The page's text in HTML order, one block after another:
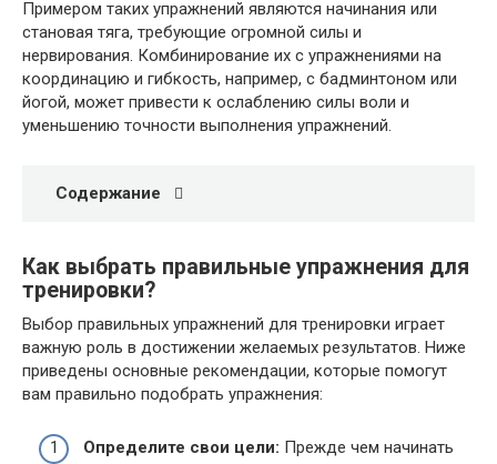
Примером таких упражнений являются начинания или
становая тяга, требующие огромной силы и
нервирования. Комбинирование их с упражнениями на
координацию и гибкость, например, с бадминтоном или
йогой, может привести к ослаблению силы воли и
уменьшению точности выполнения упражнений.
Содержание
Как выбрать правильные упражнения для
тренировки?
Выбор правильных упражнений для тренировки играет
важную роль в достижении желаемых результатов. Ниже
приведены основные рекомендации, которые помогут
вам правильно подобрать упражнения:
Определите свои цели: Прежде чем начинать